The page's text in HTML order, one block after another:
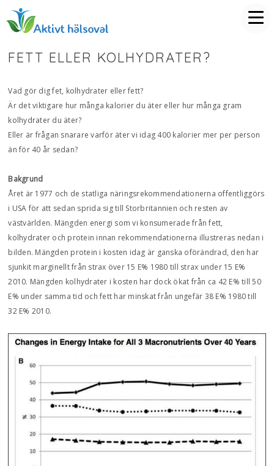
FETT ELLER KOLHYDRATER?
Vad gör dig fet, kolhydrater eller fett?
Är det viktigare hur många kalorier du äter eller hur många gram
kolhydrater du äter?
Eller är frågan snarare varför äter vi idag 400 kalorier mer per person
än för 40 år sedan?
Bakgrund
Året är 1977 och de statliga näringsrekommendationerna offentliggörs
i USA för att sedan sprida sig till Storbritannien och resten av
västvärlden. Mängden energi som vi konsumerade från fett,
kolhydrater och protein innan rekommendationerna illustreras nedan i
bilden. Mängden protein i kosten idag är ganska oförändrad, den har
sjunkit marginellt från strax över 15 E% 1980 till strax under 15 E%
2010. Mängden kolhydrater i kosten har dock ökat från ca 42 E% till 50
E% under samma tid och fett har minskat från ungefär 38 E% 1980 till
32 E% 2010.